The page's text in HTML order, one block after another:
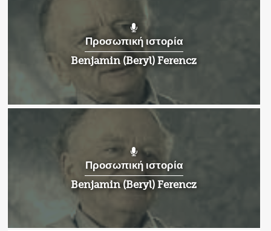
Προσωπική ιστορία
Benjamin (Beryl) Ferencz
Προσωπική ιστορία
Benjamin (Beryl) Ferencz